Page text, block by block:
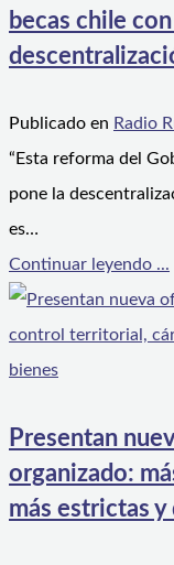
becas chile
Publicado en Radio
“Esta reforma del
pone la
es…
Continuar leyendo ...
Presentan
organizado:
más estrictas